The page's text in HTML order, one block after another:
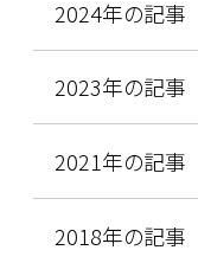
2024年の記事
2023年の記事
2021年の記事
2018年の記事